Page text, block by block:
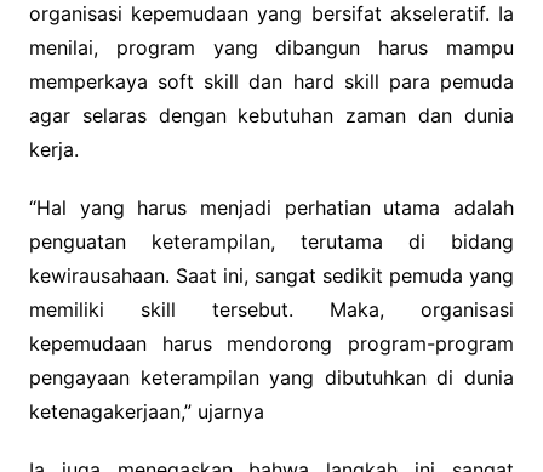
organisasi kepemudaan yang bersifat akseleratif. Ia
menilai, program yang dibangun harus mampu
memperkaya soft skill dan hard skill para pemuda
agar selaras dengan kebutuhan zaman dan dunia
kerja.
“Hal yang harus menjadi perhatian utama adalah
penguatan keterampilan, terutama di bidang
kewirausahaan. Saat ini, sangat sedikit pemuda yang
memiliki skill tersebut. Maka, organisasi
kepemudaan harus mendorong program-program
pengayaan keterampilan yang dibutuhkan di dunia
ketenagakerjaan,” ujarnya